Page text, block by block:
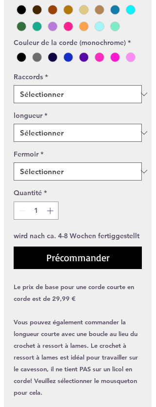
Couleur de la corde (monochrome) *
Raccords *
longueur *
Fermoir *
Quantité *
wird nach ca. 4-8 Wochen fertiggestellt
Précommander
Le prix de base pour une corde courte en
corde est de 29,99 €
Vous pouvez également commander la
longueur courte avec une boucle au lieu du
crochet à ressort à lames. Le crochet à
ressort à lames est idéal pour travailler sur
le cavesson, il ne tient PAS sur un licol en
corde! Veuillez sélectionner le mousqueton
pour cela.